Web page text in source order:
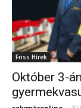
Friss Hírek
Október 3-